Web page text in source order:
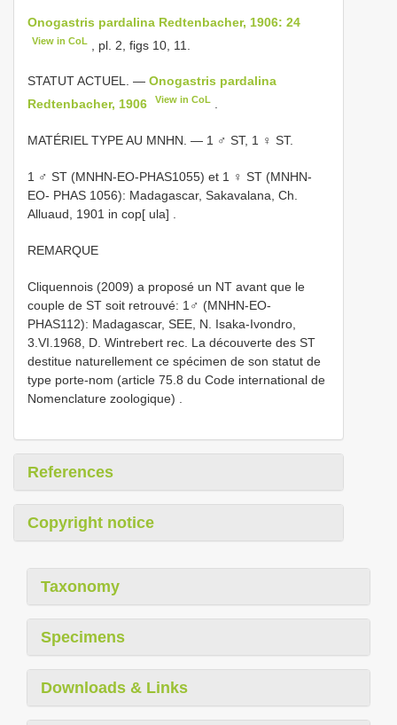
Onogastris pardalina Redtenbacher, 1906: 24
View in CoL , pl. 2, figs 10, 11.
STATUT ACTUEL. — Onogastris pardalina
Redtenbacher, 1906
View in CoL
MATÉRIEL TYPE AU MNHN. — 1 ♂ ST, 1 ♀ ST.
1 ♂ ST (MNHN-EO-PHAS1055) et 1 ♀ ST (MNHN-
EO- PHAS 1056): Madagascar, Sakavalana, Ch.
Alluaud, 1901 in cop[ ula]
REMARQUE
Cliquennois (2009) a proposé un NT avant que le
couple de ST soit retrouvé: 1♂ (MNHN-EO-
PHAS112): Madagascar, SEE, N. Isaka-Ivondro,
3.VI.1968, D. Wintrebert rec. La découverte des ST
destitue naturellement ce spécimen de son statut de
type porte-nom (article 75.8 du Code international de
Nomenclature zoologique)
References
Copyright notice
Taxonomy
Specimens
Downloads & Links